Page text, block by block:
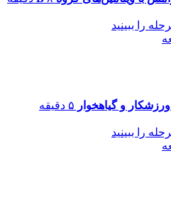
را ببینید
ورزشکار و گیاهخوار
۵ دقیقه
را ببینید